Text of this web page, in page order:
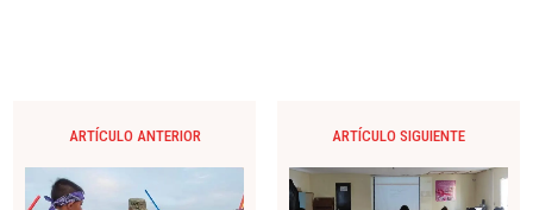
ARTÍCULO ANTERIOR ARTÍCULO SIGUIENTE